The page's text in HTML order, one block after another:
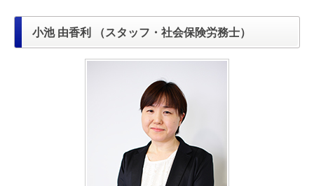
小池 由香利 （スタッフ・社会保険労務士）